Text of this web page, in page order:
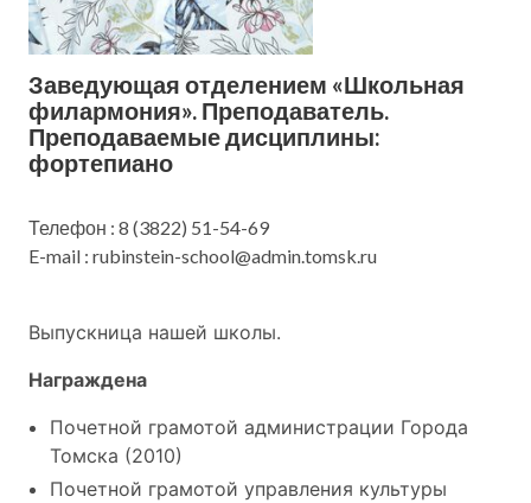
Заведующая отделением «Школьная
филармония». Преподаватель.
Преподаваемые дисциплины:
фортепиано
Телефон : 8 (3822) 51-54-69
E-mail : rubinstein-school@admin.tomsk.ru
Выпускница нашей школы.
Награждена
Почетной грамотой администрации Города
Томска (2010)
Почетной грамотой управления культуры